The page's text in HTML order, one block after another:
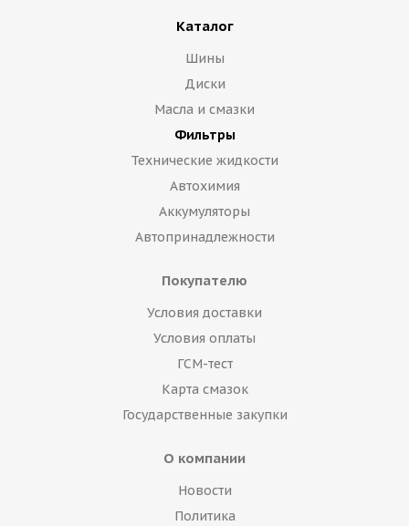
Каталог
Шины
Диски
Масла и смазки
Фильтры
Технические жидкости
Автохимия
Аккумуляторы
Автопринадлежности
Покупателю
Условия доставки
Условия оплаты
ГСМ-тест
Карта смазок
Государственные закупки
О компании
Новости
Политика